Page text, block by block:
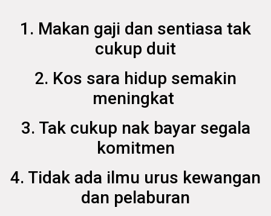
1. Makan gaji dan sentiasa tak
cukup duit
2. Kos sara hidup semakin
meningkat
3. Tak cukup nak bayar segala
komitmen
4. Tidak ada ilmu urus kewangan
dan pelaburan